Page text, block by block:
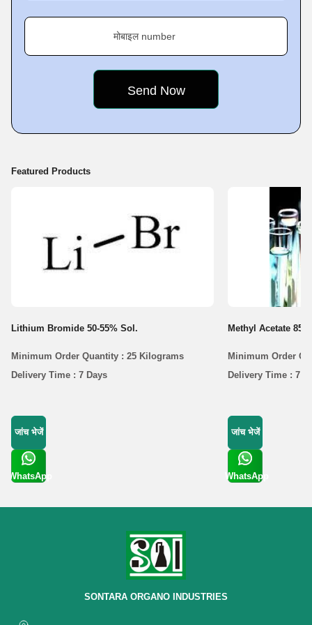
मोबाइल number
Featured Products
Lithium Bromide 50-55% Sol.
Minimum Order Quantity : 25 Kilograms
Delivery Time : 7 Days
जांच भेजें
WhatsApp
Methyl Acetate 85%
Minimum Order
Delivery Time : 7
जांच भेजें
WhatsApp
SONTARA ORGANO INDUSTRIES